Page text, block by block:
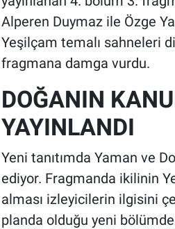
Alperen Duymaz ile Özge
Yeşilçam temalı sahneleri
fragmana damga vurdu.
DOĞANIN
YAYINLANDI
Yeni tanıtımda Yaman ve
ediyor. Fragmanda ikilinin
alması izleyicilerin ilgisini
planda olduğu yeni